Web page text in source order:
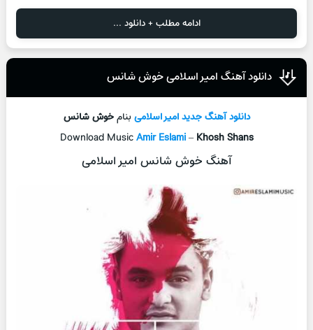
ادامه مطلب + دانلود ...
دانلود آهنگ امیر اسلامی خوش شانس
دانلود آهنگ جدیدامیر اسلامیبنامخوش شانس
Download MusicAmir Eslami– Khosh Shans
آهنگ خوش شانس امیر اسلامی